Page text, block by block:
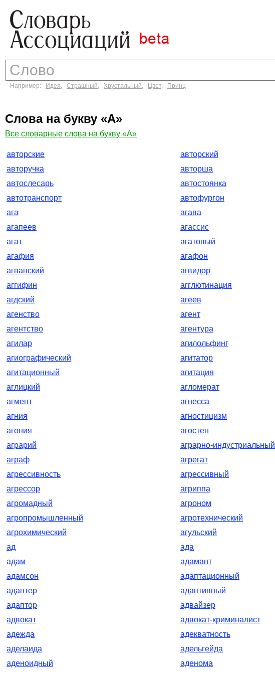
Например: Идея, Страшный, Хрустальный, Цвет, Принц
Слова на букву «А»
Все словарные слова на букву «А»
авторские авторский
авторучка
авторша
автослесарь
автостоянка
автотранспорт
автофургон
ага
агава
агапеев
агассис
агат
агатовый
агафия
агафон
агванский
агвидор
аггифин
агглютинация
агдский
агеев
агенство
агент
агентство
агентура
агилар
агилольфинг
агиографический
агитатор
агитационный
агитация
аглицкий
агломерат
агмент
агнесса
агния
агностицизм
агония
агостен
аграрий
аграрно-индустриальный
аграф
агрегат
агрессивность
агрессивный
агрессор
агриппа
агромадный
агроном
агропромышленный
агротехнический
агрохимический
агульский
ад
ада
адам
адамант
адамсон
адаптационный
адаптер
адаптивный
адаптор
адвайзер
адвокат
адвокат-криминалист
адежда
адекватность
аделаида
адельгейда
аденоидный
аденома